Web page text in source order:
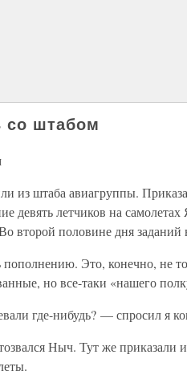
со штабом
из штаба авиагруппы.
девять летчиков на
второй половине дня заданий
Это, конечно, не
но все-таки «нашего
где-нибудь? — спросил я
Ныч. Тут же приказали